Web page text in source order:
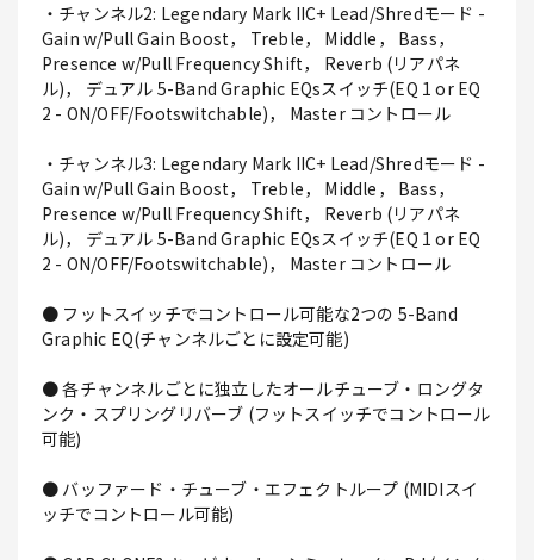
・チャンネル2: Legendary Mark IIC+ Lead/Shredモード -
Gain w/Pull Gain Boost， Treble， Middle， Bass，
Presence w/Pull Frequency Shift， Reverb (リアパネ
ル)， デュアル 5-Band Graphic EQsスイッチ(EQ 1 or EQ
2 - ON/OFF/Footswitchable)， Master コントロール
・チャンネル3: Legendary Mark IIC+ Lead/Shredモード -
Gain w/Pull Gain Boost， Treble， Middle， Bass，
Presence w/Pull Frequency Shift， Reverb (リアパネ
ル)， デュアル 5-Band Graphic EQsスイッチ(EQ 1 or EQ
2 - ON/OFF/Footswitchable)， Master コントロール
● フットスイッチでコントロール可能な2つの 5-Band
Graphic EQ(チャンネルごとに設定可能)
● 各チャンネルごとに独立したオールチューブ・ロングタ
ンク・スプリングリバーブ (フットスイッチでコントロール
可能)
● バッファード・チューブ・エフェクトループ (MIDIスイ
ッチでコントロール可能)